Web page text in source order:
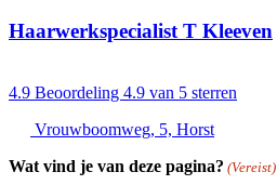
Haarwerkspecialist T Kleeven
4.9 Beoordeling 4.9 van 5 sterren
Vrouwboomweg, 5, Horst
Wat vind je van deze pagina? (Vereist)